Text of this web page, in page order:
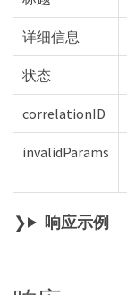
详细信息
状态
correlationID
invalidParams
响应示例